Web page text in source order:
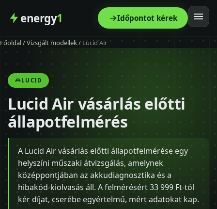
energy1 Időpontot kérek
Főoldal
Szolgáltatás
Árak
Modellek
Kapcsolat
Blog
Főoldal/Vizsgált modellek/ Lucid Air
LUCID
Lucid Air vásárlás előtti
állapotfelmérés
A Lucid Air vásárlás előtti állapotfelmérése egy
helyszíni műszaki átvizsgálás, amelynek
középpontjában az akkudiagnosztika és a
hibakód-kiolvasás áll. A felmérésért 33 999 Ft-tól
kér díjat, cserébe egyértelmű, mért adatokat kap.